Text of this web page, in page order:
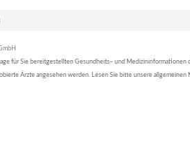
für Sie bereitgestellten Gesundheits– und Medizininformationen
Ärzte angesehen werden. Lesen Sie bitte unsere allgemeinen